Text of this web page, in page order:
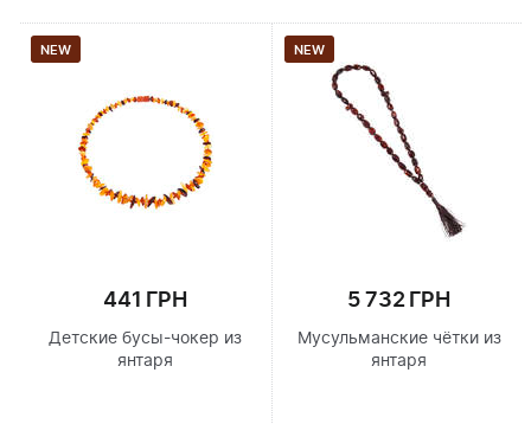
NEW
441 ГРН
Детские бусы-чокер из
янтаря
NEW
5 732 ГРН
Мусульманские чётки из
янтаря